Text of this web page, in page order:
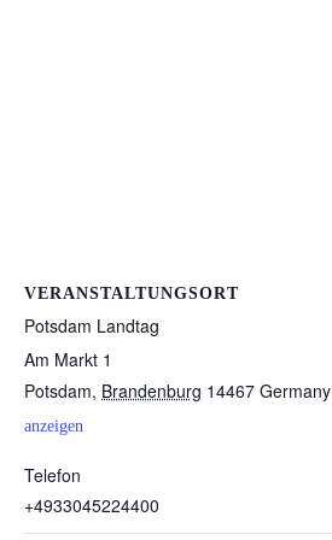
VERANSTALTUNGSORT
Potsdam Landtag
Am Markt 1
Potsdam, Brandenburg 14467 Germany
anzeigen
Telefon
+4933045224400